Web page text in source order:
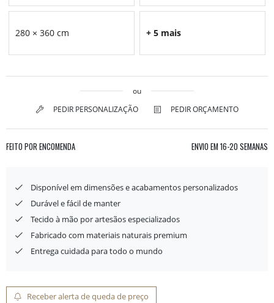
280 × 360 cm + 5 mais
ou
PEDIR PERSONALIZAÇÃO
PEDIR ORÇAMENTO
FEITO POR ENCOMENDA ENVIO EM 16-20 SEMANAS
Disponível em dimensões e acabamentos personalizados
Durável e fácil de manter
Tecido à mão por artesãos especializados
Fabricado com materiais naturais premium
Entrega cuidada para todo o mundo
Receber alerta de queda de preço